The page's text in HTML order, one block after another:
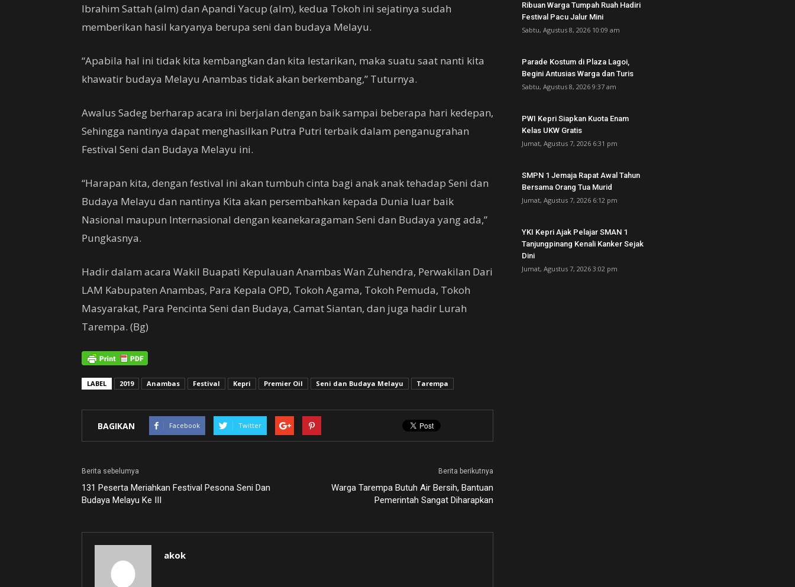
Ibrahim Sattah (alm) dan Apandi Yacup (alm), kedua Tokoh ini sejatinya sudah
memberikan hasil karyanya berupa seni dan budaya Melayu.
“Apabila hal ini tidak kita kembangkan dan kita lestarikan, maka suatu saat nanti kita
khawatir budaya Melayu Anambas tidak akan berkembang,” Tuturnya.
Awalus Sadeg berharap acara ini berjalan dengan baik sampai beberapa hari kedepan,
Sehingga nantinya dapat menghasilkan Putra Putri terbaik dalam penganugrahan
Festival Seni dan Budaya Melayu ini.
“Harapan kita, dengan festival ini akan tumbuh cinta bagi anak anak tehadap Seni dan
Budaya Melayu dan nantinya Kita akan persembahkan kepada Dunia luar baik
Nasional maupun Internasional dengan keanekaragaman Seni dan Budaya yang ada,”
Pungkasnya.
Hadir dalam acara Wakil Buapati Kepulauan Anambas Wan Zuhendra, Perwakilan Dari
LAM Kabupaten Anambas, Para Kepala OPD, Tokoh Agama, Tokoh Pemuda, Tokoh
Masyarakat, Para Pencinta Seni dan Budaya, Camat Siantan, dan juga hadir Lurah
Tarempa. (Bg)
LABEL 2019 Anambas Festival Kepri Premier Oil Seni dan Budaya Melayu Tarempa
BAGIKAN Facebook Twitter
Berita sebelumya
131 Peserta Meriahkan Festival Pesona Seni Dan
Budaya Melayu Ke III
Berita berikutnya
Warga Tarempa Butuh Air Bersih, Bantuan
Pemerintah Sangat Diharapkan
akok
Ribuan Warga Tumpah Ruah Hadiri
Festival Pacu Jalur Mini
Sabtu, Agustus 8, 2026 10:09 am
Parade Kostum di Plaza Lagoi,
Begini Antusias Warga dan Turis
Sabtu, Agustus 8, 2026 9:37 am
PWI Kepri Siapkan Kuota Enam
Kelas UKW Gratis
Jumat, Agustus 7, 2026 6:31 pm
SMPN 1 Jemaja Rapat Awal Tahun
Bersama Orang Tua Murid ‎
Jumat, Agustus 7, 2026 6:12 pm
YKI Kepri Ajak Pelajar SMAN 1
Tanjungpinang Kenali Kanker Sejak
Dini
Jumat, Agustus 7, 2026 3:02 pm